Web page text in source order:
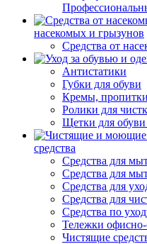
насекомых и грызунов
Средства от
Антистатики
Губки для обуви
Кремы,
Ролики для
Щетки для
средства
Средства для
Средства для
Средства для
Средства для
Средства по
Тележки
Чистящие